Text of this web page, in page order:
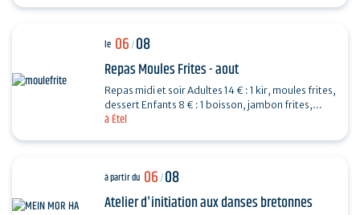
à Étel
le 06/08
Repas Moules Frites - aout
Repas midi et soir Adultes 14 € : 1 kir, moules frites,
dessert Enfants 8 € : 1 boisson, jambon frites,
dessert Repas organisé par l'APED pour la…
à partir du 06/08
Atelier d'initiation aux danses bretonnes